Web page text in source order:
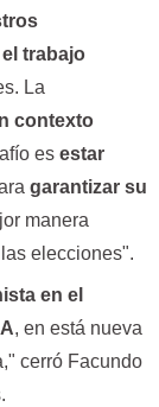
trabajo
La
contexto
es estar
garantizar su
manera
elecciones".
en el
, en está nueva
cerró Facundo